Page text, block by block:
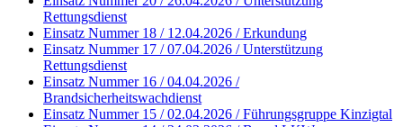
Rettungsdienst
Einsatz Nummer 18 / 12.04.2026 / Erkundung
Einsatz Nummer 17 / 07.04.2026 / Unterstützung
Rettungsdienst
Einsatz Nummer 16 / 04.04.2026 /
Brandsicherheitswachdienst
Einsatz Nummer 15 / 02.04.2026 / Führungsgruppe Kinzigtal